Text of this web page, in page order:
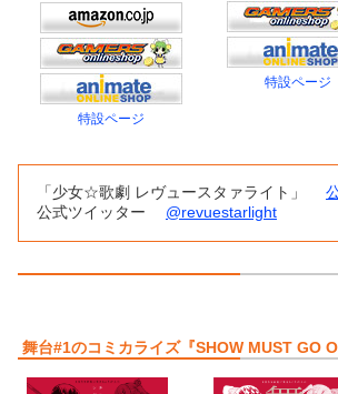
特設ページ
特設ページ
「少女☆歌劇 レヴュースタァライト」
公式ツイッター @revuestarlight
舞台#1のコミカライズ『SHOW MUST GO